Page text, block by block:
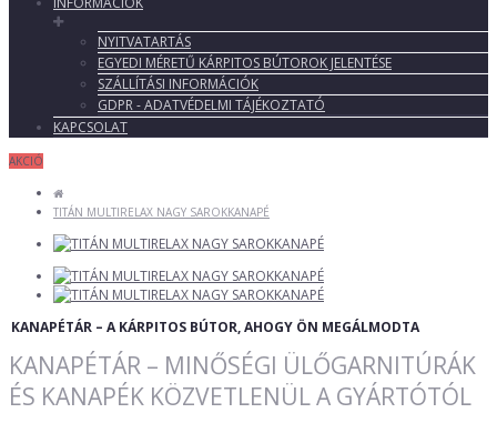
NYITVATARTÁS
EGYEDI MÉRETŰ KÁRPITOS BÚTOROK JELENTÉSE
SZÁLLÍTÁSI INFORMÁCIÓK
GDPR - ADATVÉDELMI TÁJÉKOZTATÓ
KAPCSOLAT
AKCIÓ
TITÁN MULTIRELAX NAGY SAROKKANAPÉ
KANAPÉTÁR – A KÁRPITOS BÚTOR, AHOGY ÖN MEGÁLMODTA
KANAPÉTÁR – MINŐSÉGI ÜLŐGARNITÚRÁK
ÉS KANAPÉK KÖZVETLENÜL A GYÁRTÓTÓL